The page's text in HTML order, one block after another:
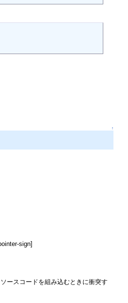
↑
sign]
ースコードを組み込むときに衝突す